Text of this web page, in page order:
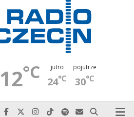
12°C jutro
24°C
pojutrze
30°C
Najlepiej po prostu do nas zadzwoń
Odwiedź nas na Facebook-u
Odwiedź nas na X
Odwiedź nas na Instagram-ie
Odwiedź nas na TikTok-u
Szukaj nas na Spotify
Wyślij do nas
Szukaj